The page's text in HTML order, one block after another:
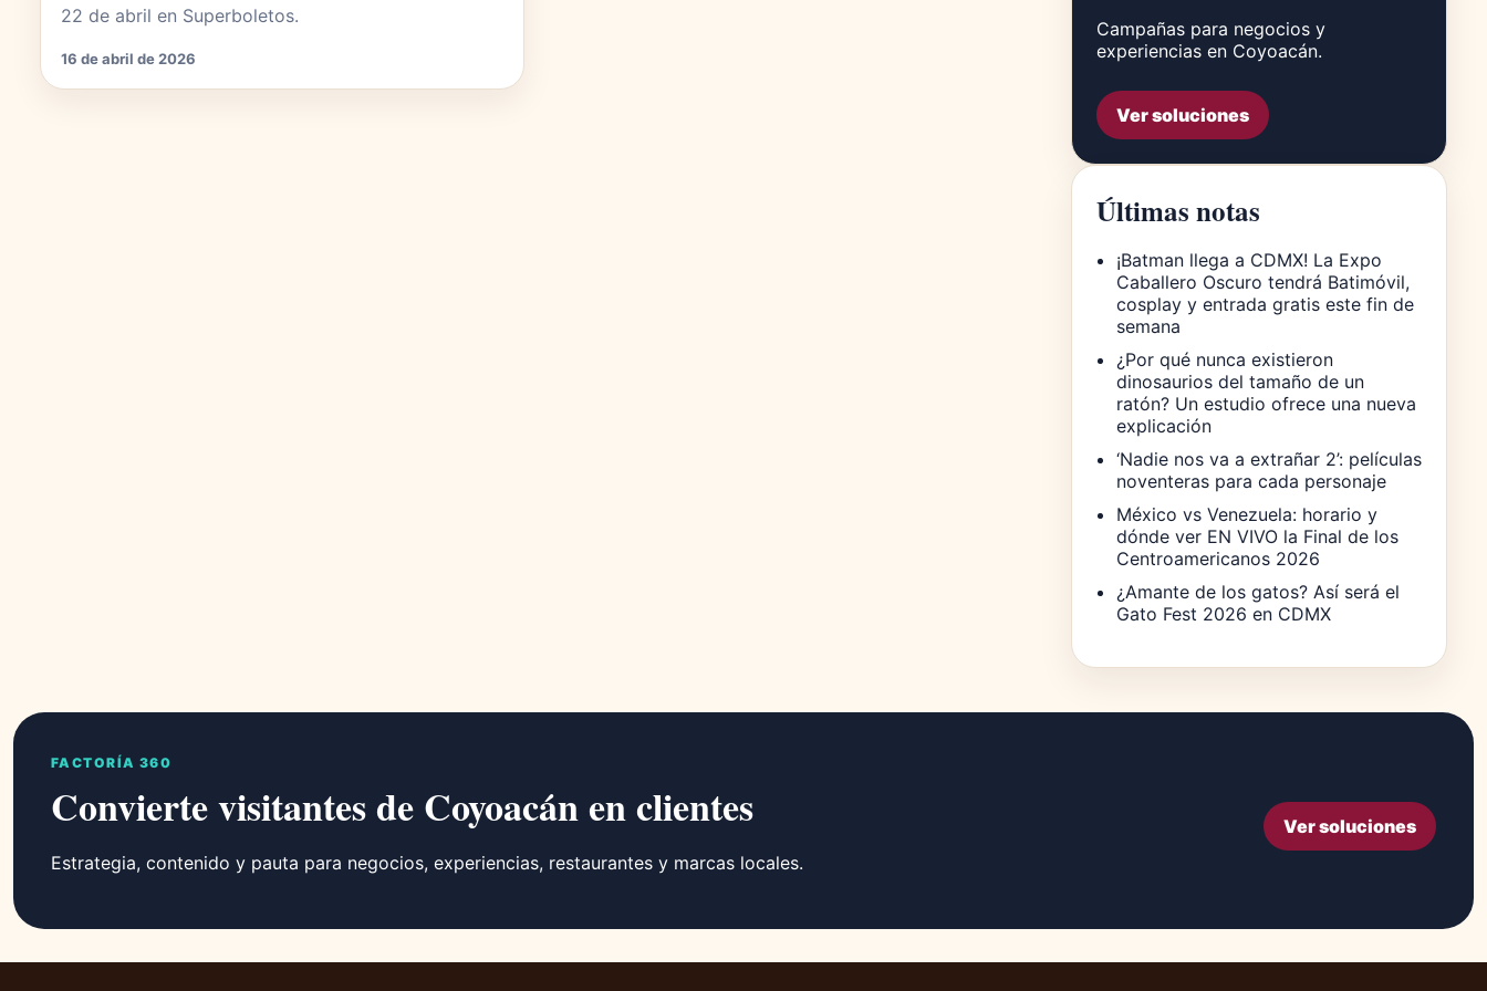
22 de abril en Superboletos.
16 de abril de 2026
Campañas para negocios y
experiencias en Coyoacán.
Ver soluciones
Últimas notas
¡Batman llega a CDMX! La Expo
Caballero Oscuro tendrá Batimóvil,
cosplay y entrada gratis este fin de
semana
¿Por qué nunca existieron
dinosaurios del tamaño de un
ratón? Un estudio ofrece una nueva
explicación
‘Nadie nos va a extrañar 2’: películas
noventeras para cada personaje
México vs Venezuela: horario y
dónde ver EN VIVO la Final de los
Centroamericanos 2026
¿Amante de los gatos? Así será el
Gato Fest 2026 en CDMX
FACTORÍA 360
Convierte visitantes de Coyoacán en clientes
Estrategia, contenido y pauta para negocios, experiencias, restaurantes y marcas locales.
Ver soluciones